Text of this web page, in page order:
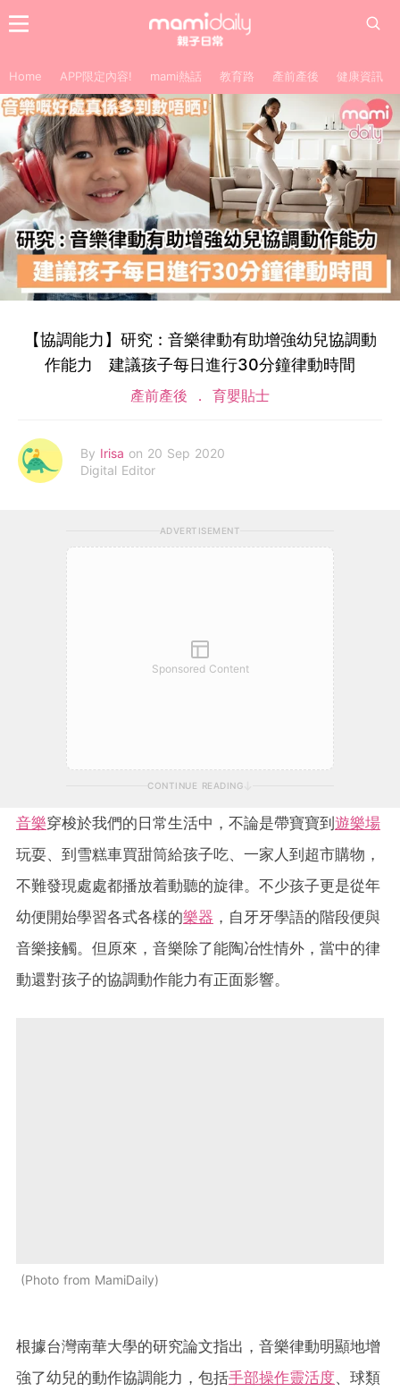
Home APP限定內容! mami熱話 教育路 產前產後 健康資訊
【協調能力】研究 : 音樂律動有助增強幼兒協調動
作能力 建議孩子每日進行30分鐘律動時間
產前產後 育嬰貼士
By Irisa on 20 Sep 2020
Digital Editor
ADVERTISEMENT
Sponsored Content
CONTINUE READING
音樂穿梭於我們的日常生活中，不論是帶寶寶到遊樂場
玩耍、到雪糕車買甜筒給孩子吃、一家人到超市購物，
不難發現處處都播放着動聽的旋律。不少孩子更是從年
幼便開始學習各式各樣的樂器 ，自牙牙學語的階段便與
音樂接觸。但原來，音樂除了能陶冶性情外，當中的律
動還對孩子的協調動作能力有正面影響。
Photo from MamiDaily
根據台灣南華大學的研究論文指出，音樂律動明顯地增
強了幼兒的動作協調能力，包括手部操作靈活度、球類